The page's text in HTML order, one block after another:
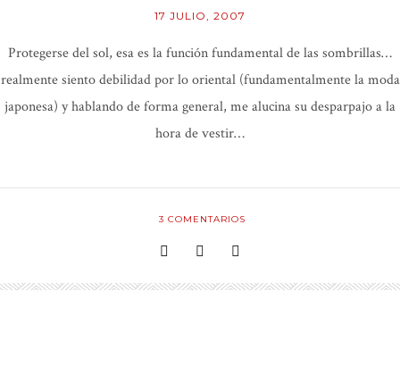
17 JULIO, 2007
Protegerse del sol, esa es la función fundamental de las sombrillas…
realmente siento debilidad por lo oriental (fundamentalmente la moda
japonesa) y hablando de forma general, me alucina su desparpajo a la
hora de vestir…
3 COMENTARIOS